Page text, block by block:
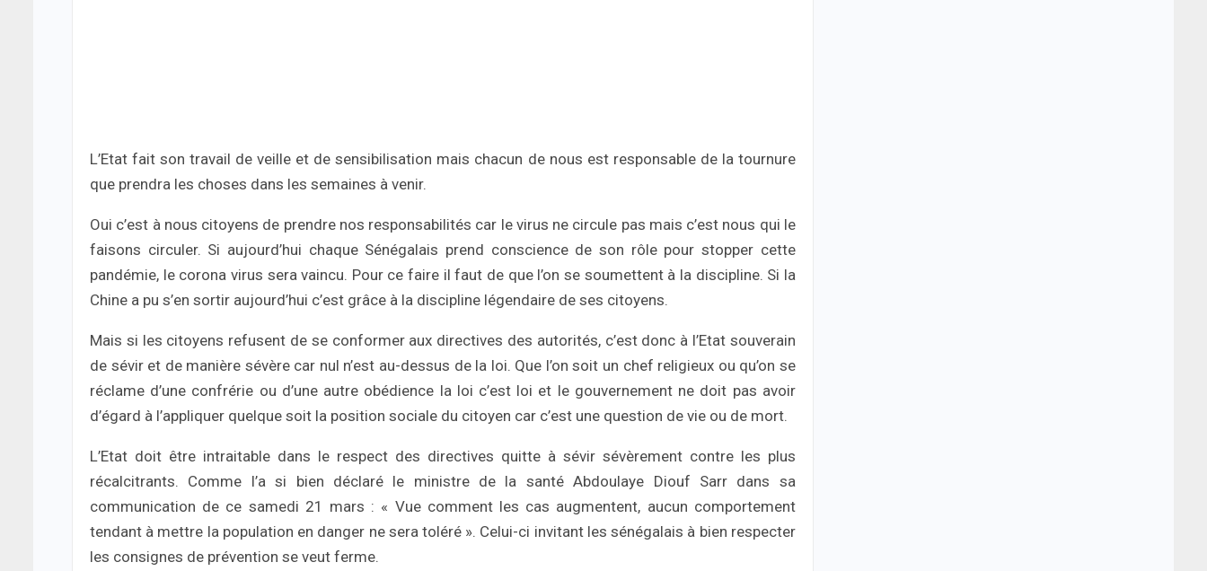
L’Etat fait son travail de veille et de sensibilisation mais chacun de nous est responsable de la tournure
que prendra les choses dans les semaines à venir.
Oui c’est à nous citoyens de prendre nos responsabilités car le virus ne circule pas mais c’est nous qui le
faisons circuler. Si aujourd’hui chaque Sénégalais prend conscience de son rôle pour stopper cette
pandémie, le corona virus sera vaincu. Pour ce faire il faut de que l’on se soumettent à la discipline. Si la
Chine a pu s’en sortir aujourd’hui c’est grâce à la discipline légendaire de ses citoyens.
Mais si les citoyens refusent de se conformer aux directives des autorités, c’est donc à l’Etat souverain
de sévir et de manière sévère car nul n’est au-dessus de la loi. Que l’on soit un chef religieux ou qu’on se
réclame d’une confrérie ou d’une autre obédience la loi c’est loi et le gouvernement ne doit pas avoir
d’égard à l’appliquer quelque soit la position sociale du citoyen car c’est une question de vie ou de mort.
L’Etat doit être intraitable dans le respect des directives quitte à sévir sévèrement contre les plus
récalcitrants. Comme l’a si bien déclaré le ministre de la santé Abdoulaye Diouf Sarr dans sa
communication de ce samedi 21 mars : « Vue comment les cas augmentent, aucun comportement
tendant à mettre la population en danger ne sera toléré ». Celui-ci invitant les sénégalais à bien respecter
les consignes de prévention se veut ferme.